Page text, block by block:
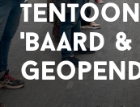
'baard &